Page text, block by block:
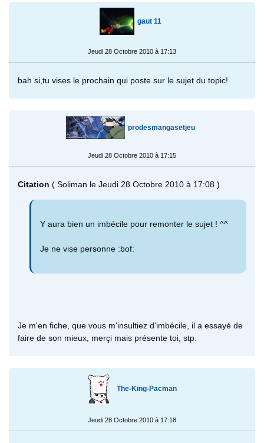
gaut 11
Jeudi 28 Octobre 2010 à 17:13
bah si,tu vises le prochain qui poste sur le sujet du topic!
prodesmangasetjeu
Jeudi 28 Octobre 2010 à 17:15
Citation ( Soliman le Jeudi 28 Octobre 2010 à 17:08 )
Y aura bien un imbécile pour remonter le sujet ! ^^
Je ne vise personne :bof:
Je m'en fiche, que vous m'insultiez d'imbécile, il a essayé de
faire de son mieux, merçi mais présente toi, stp.
The-King-Pacman
Jeudi 28 Octobre 2010 à 17:18